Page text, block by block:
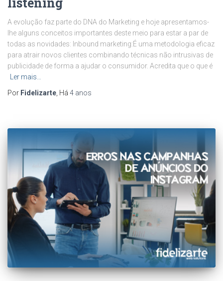
A evolução faz parte do DNA do Marketing e hoje apresentamos-
lhe alguns conceitos importantes deste meio para estar a par de
todas as novidades: Inbound marketing:É uma metodologia eficaz
para atrair novos clientes combinando técnicas não intrusivas de
publicidade de forma a ajudar o consumidor. Acredita que o que é
Ler mais…
Por Fidelizarte, Há 4 anos